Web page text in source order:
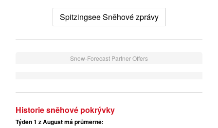
Spitzingsee Sněhové zprávy
Snow-Forecast Partner Offers
Historie sněhové pokrývky
Týden 1 z August má průměrně: